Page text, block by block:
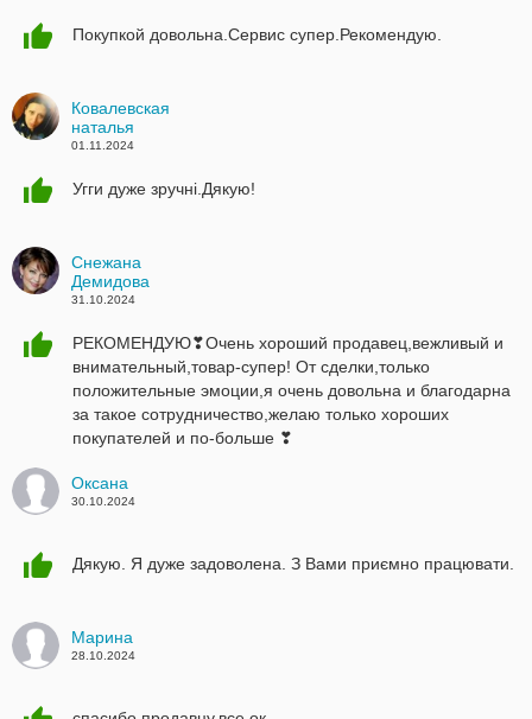
Покупкой довольна.Сервис супер.Рекомендую.
Ковалевская
наталья
01.11.2024
Угги дуже зручні.Дякую!
Снежана
Демидова
31.10.2024
РЕКОМЕНДУЮ❣Очень хороший продавец,вежливый и
внимательный,товар-супер! От сделки,только
положительные эмоции,я очень довольна и благодарна
за такое сотрудничество,желаю только хороших
покупателей и по-больше ❣
Оксана
30.10.2024
Дякую. Я дуже задоволена. З Вами приємно працювати.
Марина
28.10.2024